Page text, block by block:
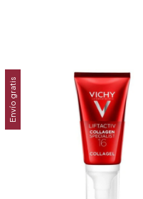
Envío gratis